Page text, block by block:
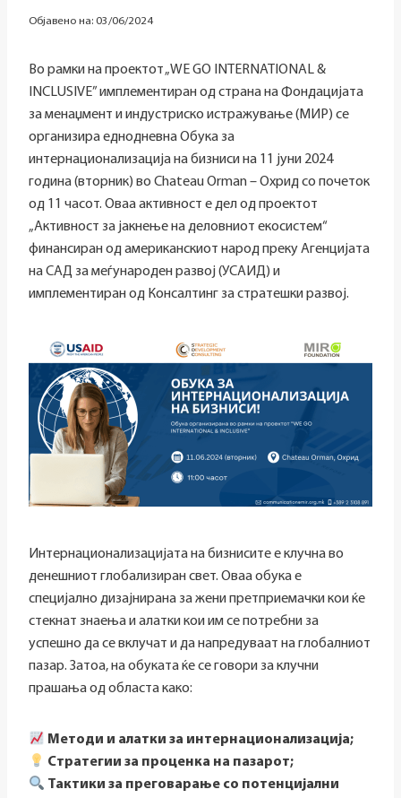
Објавено на: 03/06/2024
Во рамки на проектот „WE GO INTERNATIONAL &
INCLUSIVE” имплементиран од страна на Фондацијата
за менаџмент и индустриско истражување (МИР) се
организира еднодневна Обука за
интернационализација на бизниси на 11 јуни 2024
година (вторник) во Chateau Orman – Охрид со почеток
од 11 часот. Оваа активност е дел од проектот
„Активност за јакнење на деловниот екосистем“
финансиран од американскиот народ преку Агенцијата
на САД за меѓународен развој (УСАИД) и
имплементиран од Консалтинг за стратешки развој.
Интернационализацијата на бизнисите е клучна во
денешниот глобализиран свет. Оваа обука е
специјално дизајнирана за жени претприемачки кои ќе
стекнат знаења и алатки кои им се потребни за
успешно да се вклучат и да напредуваат на глобалниот
пазар. Затоа, на обуката ќе се говори за клучни
прашања од областа како:
Методи и алатки за интернационализација;
Стратегии за проценка на пазарот;
Тактики за преговарање со потенцијални